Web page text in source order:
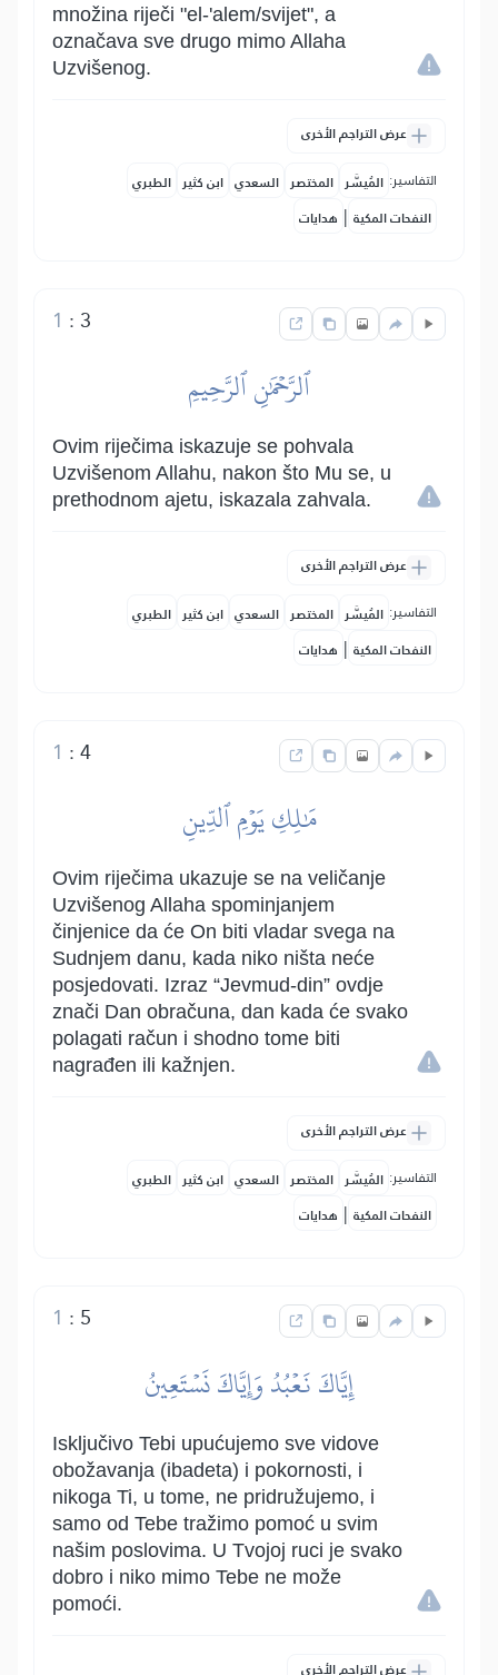
množina riječi "el-'alem/svijet", a
označava sve drugo mimo Allaha
Uzvišenog.
عرض التراجم الأخرى
التفاسير: المُيسَّر المختصر السعدي ابن كثير الطبري
النفحات المكية | هدايات
3
:
1
ٱلرَّحۡمَٰنِ ٱلرَّحِيمِ
Ovim riječima iskazuje se pohvala
Uzvišenom Allahu, nakon što Mu se, u
prethodnom ajetu, iskazala zahvala.
عرض التراجم الأخرى
التفاسير: المُيسَّر المختصر السعدي ابن كثير الطبري
النفحات المكية | هدايات
4
:
1
مَٰلِكِ يَوۡمِ ٱلدِّينِ
Ovim riječima ukazuje se na veličanje
Uzvišenog Allaha spominjanjem
činjenice da će On biti vladar svega na
Sudnjem danu, kada niko ništa neće
posjedovati. Izraz “Jevmud-din” ovdje
znači Dan obračuna, dan kada će svako
polagati račun i shodno tome biti
nagrađen ili kažnjen.
عرض التراجم الأخرى
التفاسير: المُيسَّر المختصر السعدي ابن كثير الطبري
النفحات المكية | هدايات
5
:
1
إِيَّاكَ نَعۡبُدُ وَإِيَّاكَ نَسۡتَعِينُ
Isključivo Tebi upućujemo sve vidove
obožavanja (ibadeta) i pokornosti, i
nikoga Ti, u tome, ne pridružujemo, i
samo od Tebe tražimo pomoć u svim
našim poslovima. U Tvojoj ruci je svako
dobro i niko mimo Tebe ne može
pomoći.
عرض التراجم الأخرى